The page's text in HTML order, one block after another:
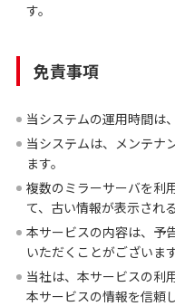
す。
免責事項
当システムの運用時間は
当システムは、メンテナ
ます。
複数のミラーサーバを利
て、古い情報が表示され
本サービスの内容は、予
いただくことがございま
当社は、本サービスの利
本サービスの情報を信頼